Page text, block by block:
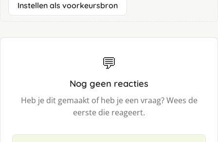
Instellen als voorkeursbron
💬
Nog geen reacties
Heb je dit gemaakt of heb je een vraag? Wees de
eerste die reageert.